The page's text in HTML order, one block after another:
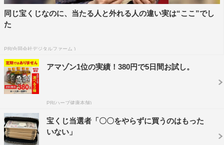
審査の公平性を保つため、調査員の詳細は一切公表されて
こなかったが、今回「ブタの人形ならば」と世界で初めて
現役調査員のテレビ出演が許された。
同じ宝くじなのに、当たる人と外れる人の違い実は“ここ”でし
た
PR(合同会社デジタルファーム )
アマゾン1位の実績！380円で5日間お試し。
PR(ハーブ健康本舗)
宝くじ当選者「〇〇をやらずに買うのはもった
いない」